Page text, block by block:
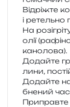
Відріжте
і
На
олії
канолова).
Додайте
ли­ни,
Додайте
бне­ний